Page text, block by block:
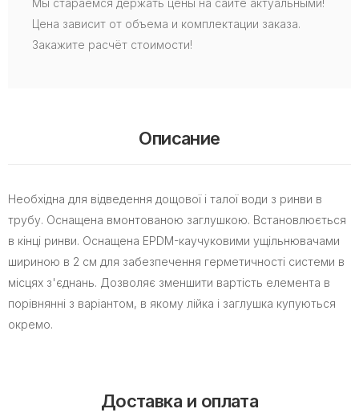
Мы стараемся держать цены на сайте актуальными!
Цена зависит от объема и комплектации заказа.
Закажите расчёт стоимости!
Описание
Необхідна для відведення дощової і талої води з ринви в
трубу. Оснащена вмонтованою заглушкою. Встановлюється
в кінці ринви. Оснащена EPDM-каучуковими ущільнювачами
шириною в 2 см для забезпечення герметичності системи в
місцях з'єднань. Дозволяє зменшити вартість елемента в
порівнянні з варіантом, в якому лійка і заглушка купуються
окремо.
Доставка и оплата